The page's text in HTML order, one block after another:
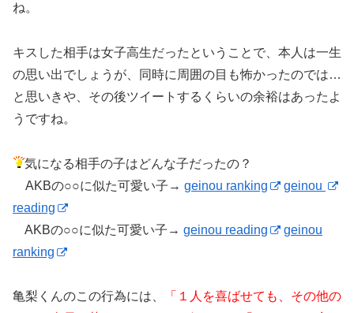
ね。
キスした相手は女子高生だったということで、本人は一生
の思い出でしょうが、同時に周囲の目も怖かったのでは…
と思いきや、その後ツイートするくらいの余裕はあったよ
うですね。
気になる相手の子はどんな子だったの？
AKBの○○に似た可愛い子→ geinou ranking
geinou
reading
AKBの○○に似た可愛い子→ geinou reading
geinou
ranking
亀梨くんのこの行為には、
「１人を喜ばせても、その他の